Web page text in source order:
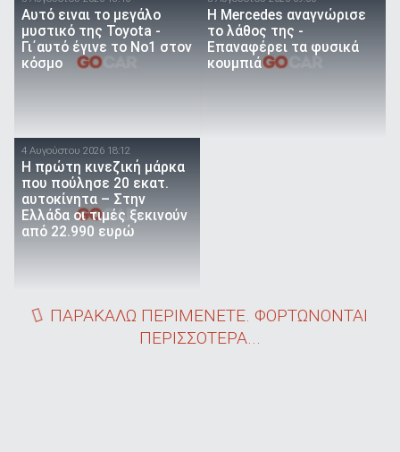
Αυτό ειναι τo μεγάλο
μυστικό της Toyota -
Γι΄αυτό έγινε το Νο1 στον
κόσμο
Η Mercedes αναγνώρισε
το λάθος της -
Επαναφέρει τα φυσικά
κουμπιά
4 Αυγούστου 2026 18:12
Η πρώτη κινεζική μάρκα
που πούλησε 20 εκατ.
αυτοκίνητα – Στην
Ελλάδα οι τιμές ξεκινούν
από 22.990 ευρώ
ΠΑΡΑΚΑΛΩ ΠΕΡΙΜΕΝΕΤΕ. ΦΟΡΤΩΝΟΝΤΑΙ
ΠΕΡΙΣΣΟΤΕΡΑ...